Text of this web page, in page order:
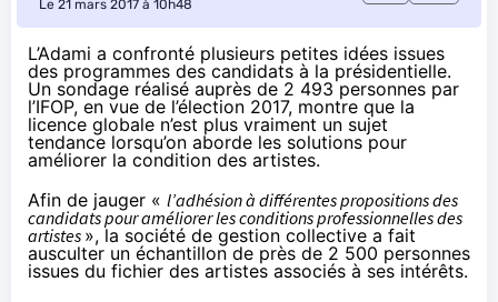
Le 21 mars 2017 à 10h48
L’Adami a confronté plusieurs petites idées issues
des programmes des candidats à la présidentielle.
Un sondage réalisé auprès de 2 493 personnes par
l’IFOP, en vue de l’élection 2017, montre que la
licence globale n’est plus vraiment un sujet
tendance lorsqu’on aborde les solutions pour
améliorer la condition des artistes.
Afin de jauger « l’adhésion à différentes propositions des
candidats pour améliorer les conditions professionnelles des
artistes », la société de gestion collective a fait
ausculter un échantillon de près de 2 500 personnes
issues du fichier des artistes associés à ses intérêts.